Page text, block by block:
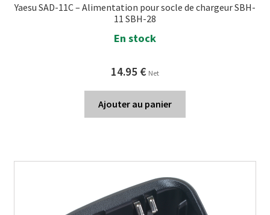
Yaesu SAD-11C – Alimentation pour socle de chargeur SBH-
11 SBH-28
En stock
14.95 € Net
Ajouter au panier